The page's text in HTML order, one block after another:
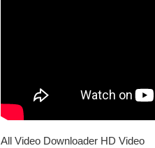
All Video Downloader HD Video